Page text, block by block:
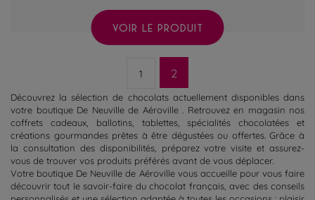
VOIR LE PRODUIT
1 2
Découvrez la sélection de chocolats actuellement disponibles dans
votre boutique De Neuville de Aéroville . Retrouvez en magasin nos
coffrets cadeaux, ballotins, tablettes, spécialités chocolatées et
créations gourmandes prêtes à être dégustées ou offertes. Grâce à
la consultation des disponibilités, préparez votre visite et assurez-
vous de trouver vos produits préférés avant de vous déplacer.
Votre boutique De Neuville de Aéroville vous accueille pour vous faire
découvrir tout le savoir-faire du chocolat français, avec des conseils